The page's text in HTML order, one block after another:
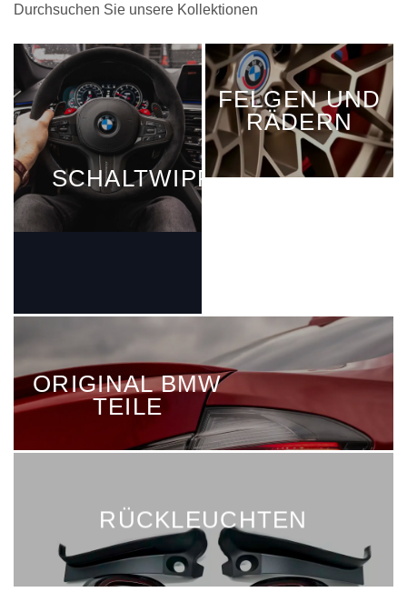
Durchsuchen Sie unsere Kollektionen
SCHALTWIPPEN
ORIGINAL BMW
TEILE
RÜCKLEUCHTEN
FELGEN UND
RÄDERN